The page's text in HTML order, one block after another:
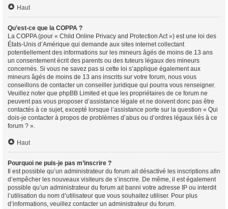
Haut
Qu’est-ce que la COPPA ?
La COPPA (pour « Child Online Privacy and Protection Act ») est une loi des
États-Unis d’Amérique qui demande aux sites internet collectant
potentiellement des informations sur les mineurs âgés de moins de 13 ans
un consentement écrit des parents ou des tuteurs légaux des mineurs
concernés. Si vous ne savez pas si cette loi s’applique également aux
mineurs âgés de moins de 13 ans inscrits sur votre forum, nous vous
conseillons de contacter un conseiller juridique qui pourra vous renseigner.
Veuillez noter que phpBB Limited et que les propriétaires de ce forum ne
peuvent pas vous proposer d’assistance légale et ne doivent donc pas être
contactés à ce sujet, excepté lorsque l’assistance porte sur la question « Qui
dois-je contacter à propos de problèmes d’abus ou d’ordres légaux liés à ce
forum ? ».
Haut
Pourquoi ne puis-je pas m’inscrire ?
Il est possible qu’un administrateur du forum ait désactivé les inscriptions afin
d’empêcher les nouveaux visiteurs de s’inscrire. De même, il est également
possible qu’un administrateur du forum ait banni votre adresse IP ou interdit
l’utilisation du nom d’utilisateur que vous souhaitez utiliser. Pour plus
d’informations, veuillez contacter un administrateur du forum.